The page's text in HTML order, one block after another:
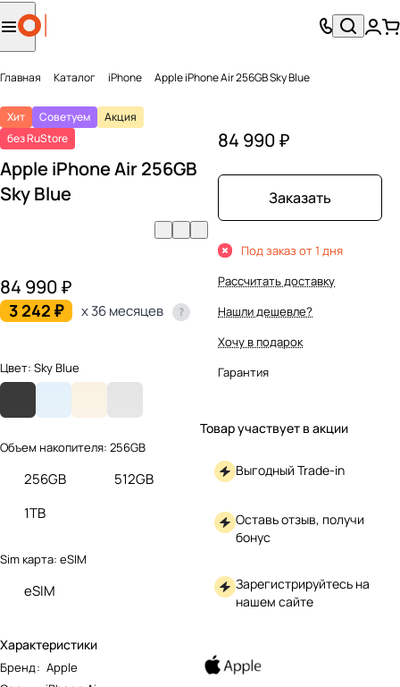
Главная Каталог iPhone Apple iPhone Air 256GB Sky Blue
Хит Советуем
Акция
без RuStore
Apple iPhone Air 256GB
Sky Blue
84 990 ₽
3 242 ₽ x 36 месяцев
Цвет: Sky Blue
Объем накопителя: 256GB
256GB
512GB
1TB
Sim карта: eSIM
eSIM
Характеристики
Бренд: Apple
84 990 ₽
Заказать
Под заказ от 1 дня
Рассчитать доставку
Нашли дешевле?
Хочу в подарок
Гарантия
Товар участвует в акции
Выгодный Trade-in
Оставь отзыв, получи
бонус
Зарегистрируйтесь на
нашем сайте